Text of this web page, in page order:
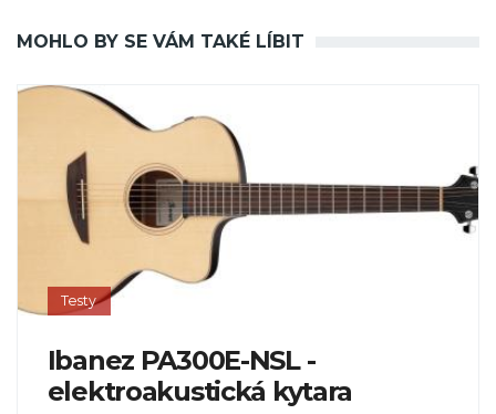
MOHLO BY SE VÁM TAKÉ LÍBIT
Testy
Ibanez PA300E-NSL -
elektroakustická kytara